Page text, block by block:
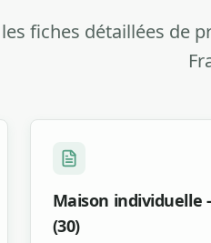
fiches détaillées de
Maison individuelle
(30)